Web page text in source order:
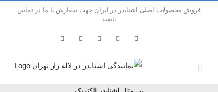
فروش محصولات اصلی اشنایدر در ایران جهت سفارش با ما در تماس
باشید
Facebook
Instagram
Pinterest
بی متال اشنایدر الکتریک